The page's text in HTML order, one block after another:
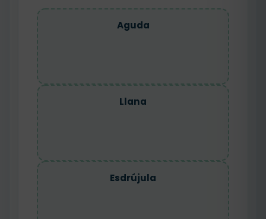
Aguda
Llana
Esdrújula